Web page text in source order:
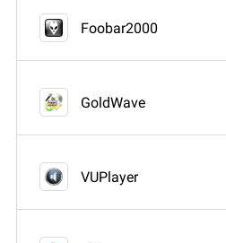
Foobar2000
GoldWave
VUPlayer